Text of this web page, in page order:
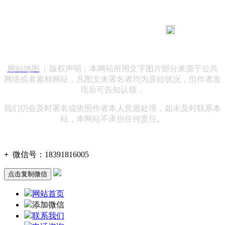
网站地图
| 版权声明：本网站所用文字图片部分来源于公共
网络或者素材网站，凡图文未署名者均为原始状况，但作者发
现后可告知认领，
我们仍会及时署名或依照作者本人意愿处理，如未及时联系本
站，本网站不承担任何责任。
+ 微信号： 18391816005
点击复制微信
网站首页
添加微信
联系我们